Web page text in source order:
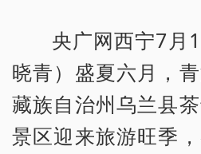
央广网西宁7月
晓青）盛夏六月，
藏族自治州乌兰县
景区迎来旅游旺季